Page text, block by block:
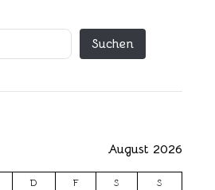
Suchen
August 2026
D F S S